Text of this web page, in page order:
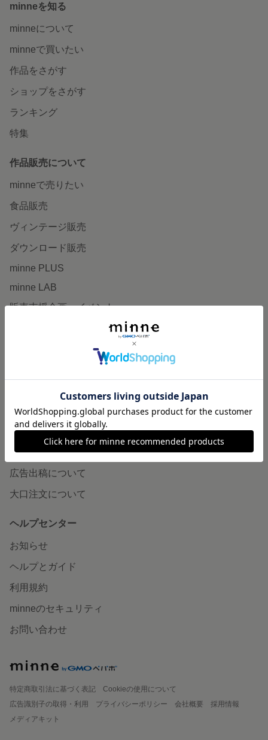
minneを知る
minneについて
minneで買いたい
作品をさがす
ショップをさがす
ランキング
特集
作品販売について
minneで売りたい
食品販売
ヴィンテージ販売
ダウンロード販売
minne PLUS
minne LAB
販売支援企画・イベント
minneとものづくりと
minne学習帖
minneの本
企業の方へ
広告出稿について
大口注文について
ヘルプセンター
お知らせ
ヘルプとガイド
利用規約
minneのセキュリティ
お問い合わせ
特定商取引法に基づく表記
Cookieの使用について
広告識別子の取得・利用
プライバシーポリシー 会社概要
採用情報
メディアキット